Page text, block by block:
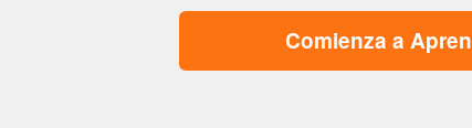
Comienza a